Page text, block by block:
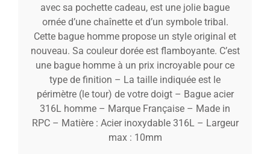
avec sa pochette cadeau, est une jolie bague
ornée d’une chaînette et d’un symbole tribal.
Cette bague homme propose un style original et
nouveau. Sa couleur dorée est flamboyante. C’est
une bague homme à un prix incroyable pour ce
type de finition – La taille indiquée est le
périmètre (le tour) de votre doigt – Bague acier
316L homme – Marque Française – Made in
RPC – Matière : Acier inoxydable 316L – Largeur
max : 10mm